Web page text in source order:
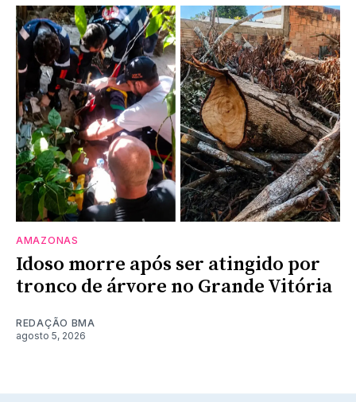
AMAZONAS
Idoso morre após ser atingido por
tronco de árvore no Grande Vitória
REDAÇÃO BMA
agosto 5, 2026